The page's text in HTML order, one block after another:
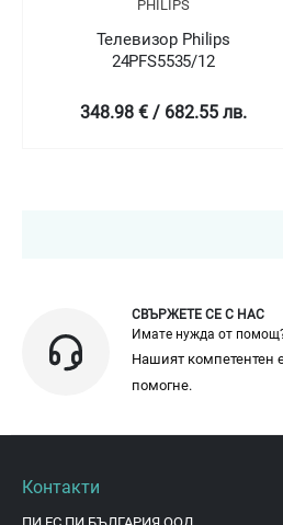
лв. 349 € /
СВЪРЖЕТЕ СЕ С НАС
Имате нужда от
Нашият компетентен
помогне.
Контакти